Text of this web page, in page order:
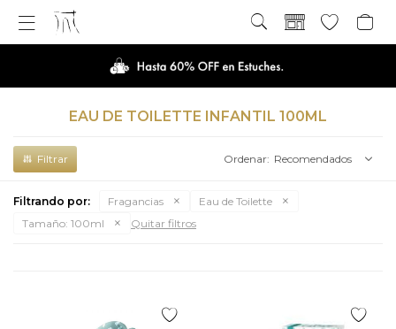

EAU DE TOILETTE INFANTIL 100ML
Recomendados
Filtrando por: Fragancias
Eau de Toilette
Tamaño: 100ml Quitar filtros